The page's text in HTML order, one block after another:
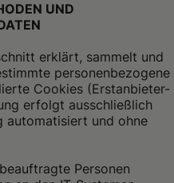
UND
erklärt, sammelt und
personenbezogene
Cookies (Erstanbieter-
erfolgt ausschließlich
automatisiert und ohne
Personen